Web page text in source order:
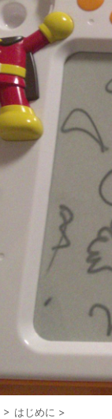
> はじめに >